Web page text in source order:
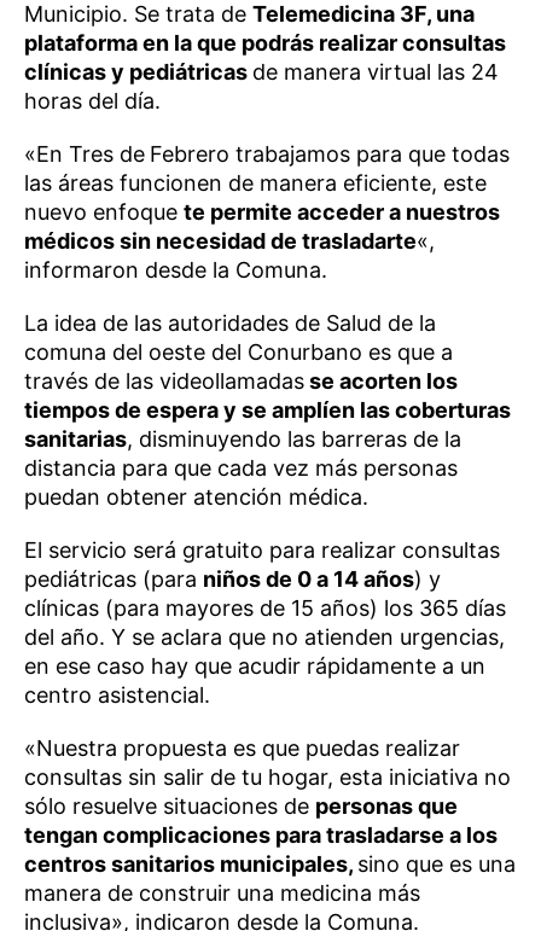
Municipio. Se trata de Telemedicina 3F, una
plataforma en la que podrás realizar consultas
clínicas y pediátricas de manera virtual las 24
horas del día.
«En Tres de Febrero trabajamos para que todas
las áreas funcionen de manera eficiente, este
nuevo enfoque te permite acceder a nuestros
médicos sin necesidad de trasladarte«,
informaron desde la Comuna.
La idea de las autoridades de Salud de la
comuna del oeste del Conurbano es que a
través de las videollamadasse acorten los
tiempos de espera y se amplíen las coberturas
sanitarias, disminuyendo las barreras de la
distancia para que cada vez más personas
puedan obtener atención médica.
El servicio será gratuito para realizar consultas
pediátricas (para niños de 0 a 14 años) y
clínicas (para mayores de 15 años) los 365 días
del año. Y se aclara que no atienden urgencias,
en ese caso hay que acudir rápidamente a un
centro asistencial.
«Nuestra propuesta es que puedas realizar
consultas sin salir de tu hogar, esta iniciativa no
sólo resuelve situaciones de personas que
tengan complicaciones para trasladarse a los
centros sanitarios municipales, sino que es una
manera de construir una medicina más
inclusiva», indicaron desde la Comuna.